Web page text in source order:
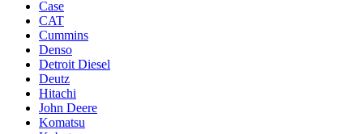
Case
CAT
Cummins
Denso
Detroit Diesel
Deutz
Hitachi
John Deere
Komatsu